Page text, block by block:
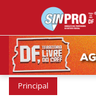
Principal